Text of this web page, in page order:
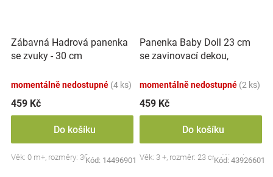
Zábavná Hadrová panenka
se zvuky - 30 cm
momentálně nedostupné (4 ks)
459 Kč
Do košíku
Věk: 0 m+, rozměry: 30 cm
Kód: 14496901
Panenka Baby Doll 23 cm
se zavinovací dekou,
momentálně nedostupné (2 ks)
459 Kč
Do košíku
Věk: 3 +, rozměr: 23 cm, Woopie
Kód: 43926601